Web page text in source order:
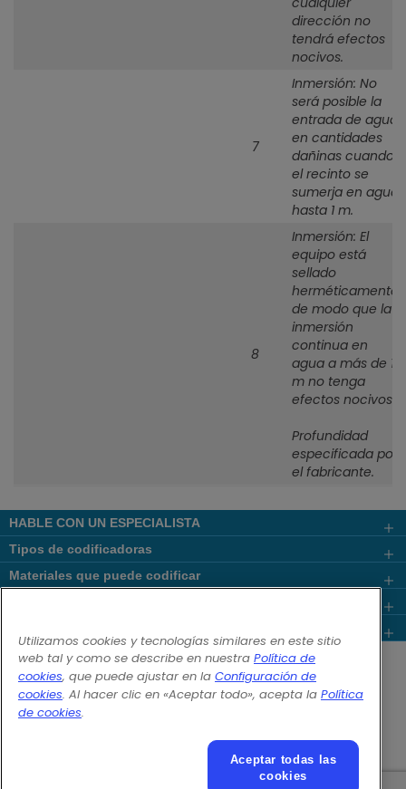
dirección no
tendrá efectos
nocivos.
7
Inmersión: No
será posible la
entrada de agua
en cantidades
dañinas cuando
el recinto se
sumerja en agua
hasta 1 m.
8
Inmersión: El
equipo está
sellado
herméticamente
de modo que la
inmersión
continua en
agua a más de 1
m no tenga
efectos nocivos.
Profundidad
especificada por
el fabricante.
HABLE CON UN ESPECIALISTA
Tipos de codificadoras
Materiales que puede codificar
Follow us on:
© 2026 Videojet Technologies Inc.
Renuncia de responsabilidad
Empleos y ofertas laborales
Utilizamos cookies y tecnologías similares en este sitio
web tal y como se describe en nuestra Política de
cookies, que puede ajustar en la Configuración de
cookies. Al hacer clic en «Aceptar todo», acepta la Política
de cookies.
Aceptar todas las
cookies